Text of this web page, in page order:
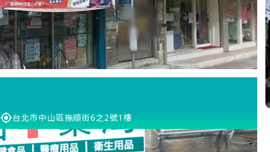
台北市中山區撫順街6之2號1樓